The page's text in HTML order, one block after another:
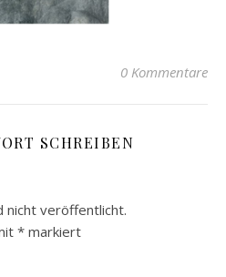
0 Kommentare
SCHREIBEN
nicht veröffentlicht.
* markiert